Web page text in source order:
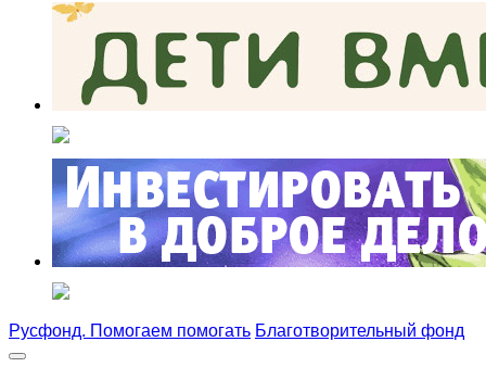
Русфонд. Помогаем помогать Благотворительный фонд